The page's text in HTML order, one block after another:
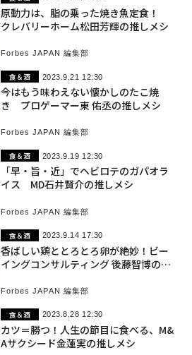
原動力は、脂の乗った焼き魚定食！
クレバリーホーム松田芳輝の推しメシ
Forbes JAPAN 編集部
食＆酒 2023.9.21 12:30
今はもう味わえない懐かしのたこ焼
き プロゲーマー東 佑丞の推しメシ
Forbes JAPAN 編集部
食＆酒 2023.9.19 12:30
「早・旨・近」でヘビロテのガパオラ
イス MD石井賢介の推しメシ
Forbes JAPAN 編集部
食＆酒 2023.9.14 17:30
香ばしい鶏ととろとろ卵が絶妙！ビー
イングコンサルティング 後藤智博の推
Forbes JAPAN 編集部
食＆酒 2023.8.28 12:30
カツ＝勝つ！人生の節目に食べる、M&
Aサクシード金蓮実の推しメシ